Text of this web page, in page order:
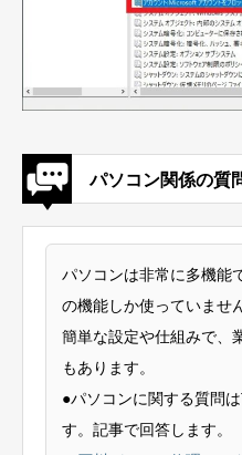
パソコン関係の質
パソコンは非常に多機能
の機能しか使っていませ
簡単な設定や仕組みで、
もあります。
●パソコンに関する質問
す。記事で回答します。